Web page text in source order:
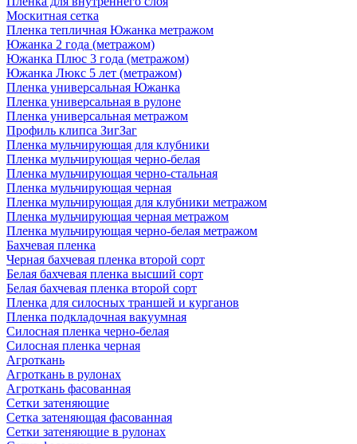
Москитная сетка
Пленка тепличная Южанка метражом
Южанка 2 года (метражом)
Южанка Плюс 3 года (метражом)
Южанка Люкс 5 лет (метражом)
Пленка универсальная Южанка
Пленка универсальная в рулоне
Пленка универсальная метражом
Профиль клипса ЗигЗаг
Пленка мульчирующая для клубники
Пленка мульчирующая черно-белая
Пленка мульчирующая черно-стальная
Пленка мульчирующая черная
Пленка мульчирующая для клубники метражом
Пленка мульчирующая черная метражом
Пленка мульчирующая черно-белая метражом
Бахчевая пленка
Черная бахчевая пленка второй сорт
Белая бахчевая пленка высший сорт
Белая бахчевая пленка второй сорт
Пленка для силосных траншей и курганов
Пленка подкладочная вакуумная
Силосная пленка черно-белая
Силосная пленка черная
Агроткань
Агроткань в рулонах
Агроткань фасованная
Сетки затеняющие
Сетка затеняющая фасованная
Сетки затеняющие в рулонах